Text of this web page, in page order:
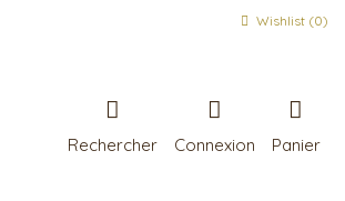
Wishlist (0)
Rechercher Connexion Panier